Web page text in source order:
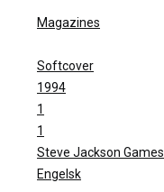
Magazines
Softcover
1994
1
1
Steve Jackson Games
Engelsk